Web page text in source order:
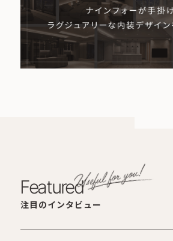
Featured
注目のインタビュー